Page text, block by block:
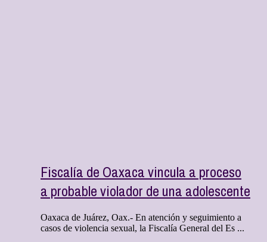
Fiscalía de Oaxaca vincula a proceso
a probable violador de una adolescente
Oaxaca de Juárez, Oax.- En atención y seguimiento a
casos de violencia sexual, la Fiscalía General del Es ...